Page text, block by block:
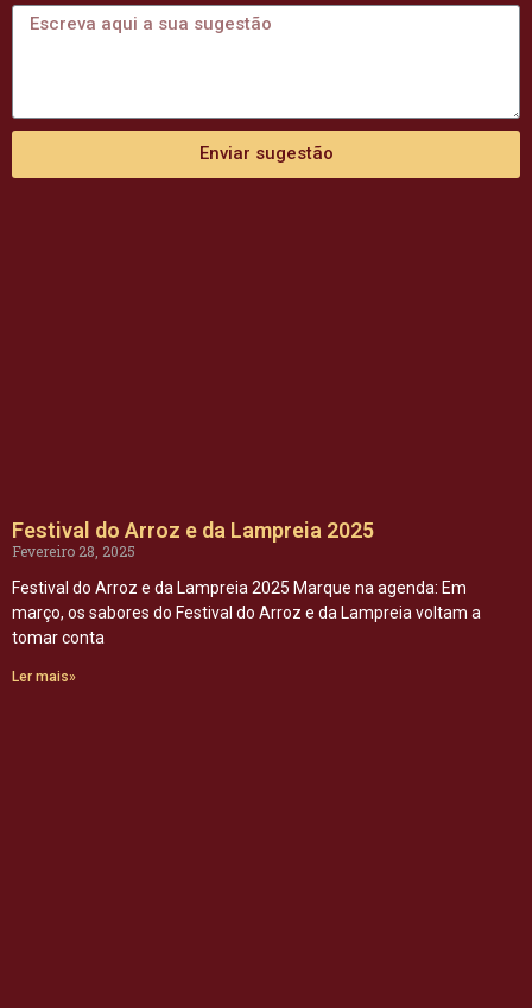
Enviar sugestão
Festival do Arroz e da Lampreia 2025
Fevereiro 28, 2025
Festival do Arroz e da Lampreia 2025 Marque na agenda: Em
março, os sabores do Festival do Arroz e da Lampreia voltam a
tomar conta
Ler mais»